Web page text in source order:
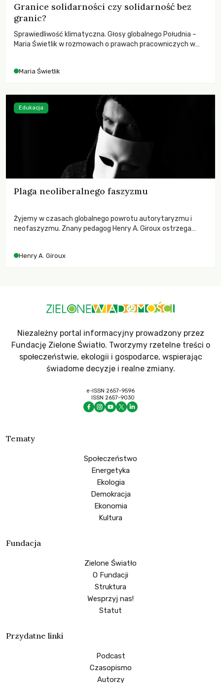
Granice solidarności czy solidarność bez
granic?
Sprawiedliwość klimatyczna. Głosy globalnego Południa –
Maria Świetlik w rozmowach o prawach pracowniczych w
Maria Świetlik
Plaga neoliberalnego faszyzmu
Żyjemy w czasach globalnego powrotu autorytaryzmu i
neofaszyzmu. Znany pedagog Henry A. Giroux ostrzega
wychowają świadomych obywateli?
Henry A. Giroux
Edukacja
Niezależny portal informacyjny prowadzony przez
Fundację Zielone Światło. Tworzymy rzetelne treści o
społeczeństwie, ekologii i gospodarce, wspierając
świadome decyzje i realne zmiany.
e-ISSN 2657-9596
ISSN 2657-9030
Tematy
Społeczeństwo
Energetyka
Ekologia
Demokracja
Ekonomia
Kultura
Fundacja
Zielone Światło
O Fundacji
Struktura
Wesprzyj nas!
Statut
Przydatne linki
Podcast
Czasopismo
Autorzy